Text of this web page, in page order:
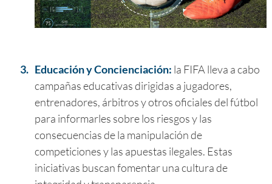
3. Educación y Concienciación: la FIFA lleva a cabo
campañas educativas dirigidas a jugadores,
entrenadores, árbitros y otros oficiales del fútbol
para informarles sobre los riesgos y las
consecuencias de la manipulación de
competiciones y las apuestas ilegales. Estas
iniciativas buscan fomentar una cultura de